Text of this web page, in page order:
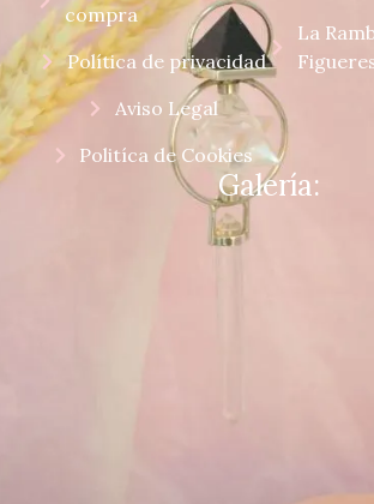
compra
Política de privacidad
Aviso Legal
Politíca de Cookies
La
Galería: